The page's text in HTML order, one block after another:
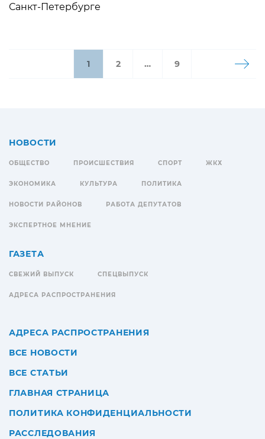
Санкт-Петербурге
1 2 … 9
НОВОСТИ
ОБЩЕСТВО ПРОИСШЕСТВИЯ СПОРТ ЖКХ
ЭКОНОМИКА КУЛЬТУРА ПОЛИТИКА
НОВОСТИ РАЙОНОВ РАБОТА ДЕПУТАТОВ
ЭКСПЕРТНОЕ МНЕНИЕ
ГАЗЕТА
СВЕЖИЙ ВЫПУСК СПЕЦВЫПУСК
АДРЕСА РАСПРОСТРАНЕНИЯ
АДРЕСА РАСПРОСТРАНЕНИЯ
ВСЕ НОВОСТИ
ВСЕ СТАТЬИ
ГЛАВНАЯ СТРАНИЦА
ПОЛИТИКА КОНФИДЕНЦИАЛЬНОСТИ
РАССЛЕДОВАНИЯ